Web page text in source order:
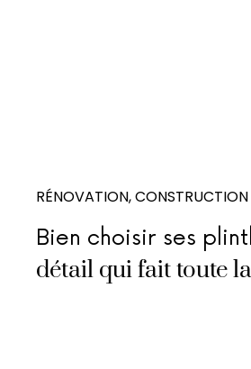
RÉNOVATION,
Bien choisir ses
détail qui fait toute